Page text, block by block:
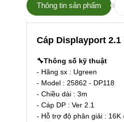
Thông tin sản phẩm
Cáp Displayport 2.1
🔧Thông số kỹ thuật
- Hãng sx : Ugreen
- Model : 25862 - DP118
- Chiều dài : 3m
- Cáp DP : Ver 2.1
- Hỗ trợ độ phân giải : 16K